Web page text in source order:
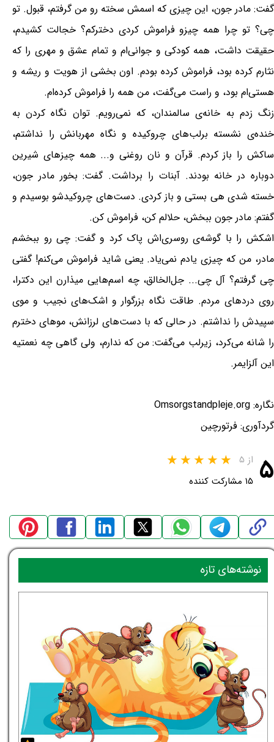
گفت: مادر جون، این چیزی که اسمش سخته رو من گرفتم، قبول. تو
چی؟ تو چرا همه چیزو فراموش کردی دخترکم؟ خجالت کشیدم،
حقیقت داشت، همه کودکی و جوانی‌ام و تمام عشق و مهری را که
نثارم کرده بود، فراموش کرده بودم. اون بخشی از هویت و ریشه و
هستی‌ام بود، و راست می‌گفت، من همه را فراموش کرده‌ام.
زنگ زدم به خانه‌ی سالمندان، که نمی‌رویم. توان نگاه کردن به
خنده‌ی نشسته برلب‌های چروکیده و نگاه مهربانش را نداشتم،
ساکش را باز کردم. قرآن و نان روغنی و... همه چیزهای شیرین
دوباره در خانه بودند. آبنات را برداشت. گفت: بخور مادر جون،
خسته شدی هی بستی و باز کردی. دست‌های چروکیدشو بوسیدم و
گفتم: مادر جون ببخش، حلالم کن، فراموش کن.
اشکش را با گوشه‌ی روسری‌اش پاک کرد و گفت: چی رو ببخشم
مادر، من که چیزی یادم نمی‌یاد. یعنی شاید فراموش می‌کنم! گفتی
چی گرفتم؟ آل چی... جل‌الخالق، چه اسم‌هایی میذارن این دکترا،
روی دردهای مردم. طاقت نگاه بزرگوار و اشک‌های نجیب و موی
سپیدش را نداشتم. در حالی که با دست‌های لرزانش، موهای دخترم
را شانه می‌کرد، زیرلب می‌گفت: من که ندارم، ولی گاهی چه نعمتیه
این آلزایمر.
نگاره: Omsorgstandpleje.org
گردآوری: فرتورچین
۵ از ۵
۱۵ مشارکت کننده
نوشته‌های تازه